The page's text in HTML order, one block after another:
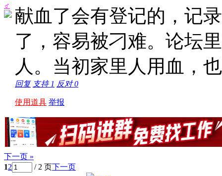
♂
献血了会有登记的，记
了，容易被刁难。论坛
人。当初家里人用血，
回复 支持 1 反对0
使用道具 举报
下一页 »
12 / 2 页下一页